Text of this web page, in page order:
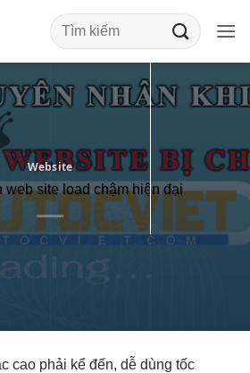
Website
web site load chậm hiện đại
cao phải kể đến, dễ dùng tốc